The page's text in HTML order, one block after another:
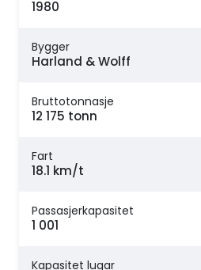
1980
Bygger
Harland & Wolff
Bruttotonnasje
12 175 tonn
Fart
18.1 km/t
Passasjerkapasitet
1 001
Kapasitet lugar